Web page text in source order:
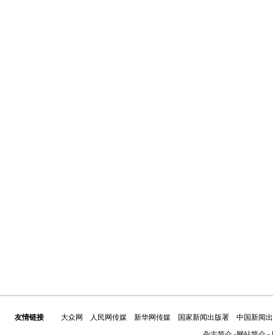
友情链接 大众网 人民网传媒 新华网传媒 国家新闻出版署
中国新闻